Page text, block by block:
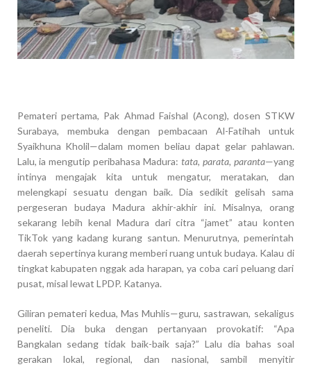
Pemateri pertama, Pak Ahmad Faishal (Acong), dosen STKW
Surabaya, membuka dengan pembacaan Al-Fatihah untuk
Syaikhuna Kholil—dalam momen beliau dapat gelar pahlawan.
Lalu, ia mengutip peribahasa Madura: tata, parata, paranta—yang
intinya mengajak kita untuk mengatur, meratakan, dan
melengkapi sesuatu dengan baik. Dia sedikit gelisah sama
pergeseran budaya Madura akhir-akhir ini. Misalnya, orang
sekarang lebih kenal Madura dari citra “jamet” atau konten
TikTok yang kadang kurang santun. Menurutnya, pemerintah
daerah sepertinya kurang memberi ruang untuk budaya. Kalau di
tingkat kabupaten nggak ada harapan, ya coba cari peluang dari
pusat, misal lewat LPDP. Katanya.
Giliran pemateri kedua, Mas Muhlis—guru, sastrawan, sekaligus
peneliti. Dia buka dengan pertanyaan provokatif: “Apa
Bangkalan sedang tidak baik-baik saja?” Lalu dia bahas soal
gerakan lokal, regional, dan nasional, sambil menyitir